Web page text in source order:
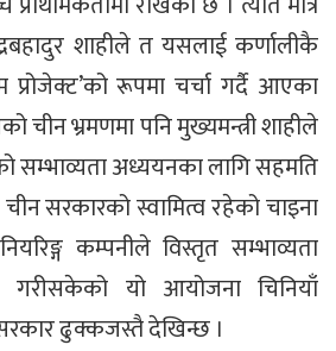
शाहीले त यसलाई कर्णालीकै
प्रोजेक्ट’को रूपमा चर्चा गर्दै आएका
चीन भ्रमणमा पनि मुख्यमन्त्री शाहीले
सम्भाव्यता अध्ययनका लागि सहमति
सरकारको स्वामित्व रहेको चाइना
कम्पनीले विस्तृत सम्भाव्यता
यो आयोजना चिनियाँ
ढुक्कजस्तै देखिन्छ ।